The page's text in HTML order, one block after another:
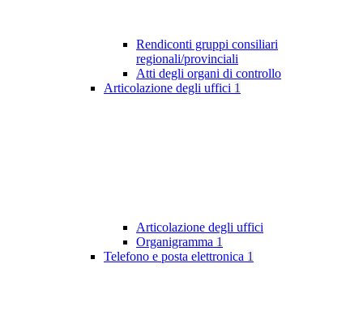
Rendiconti gruppi consiliari
regionali/provinciali
Atti degli organi di controllo
Articolazione degli uffici 1
Articolazione degli uffici
Organigramma 1
Telefono e posta elettronica 1